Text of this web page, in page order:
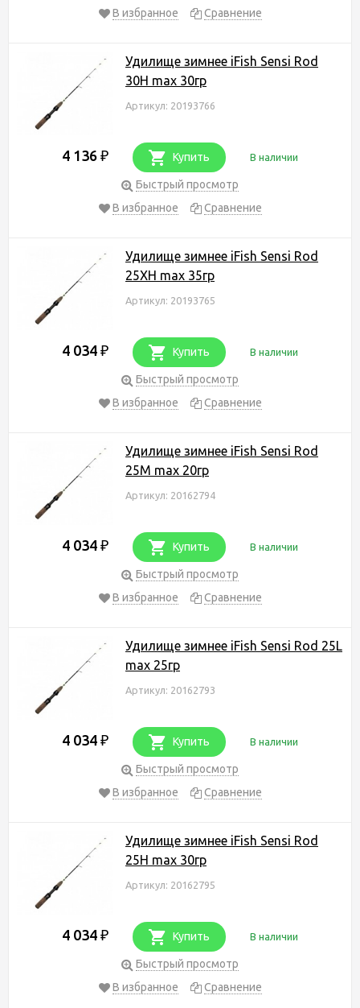
В избранное Сравнение
Удилище зимнее iFish Sensi Rod
30H max 30гр
Артикул: 20193766
4 136 ₽ Купить В наличии
Быстрый просмотр
В избранное
Сравнение
Удилище зимнее iFish Sensi Rod
25XH max 35гр
Артикул: 20193765
4 034 ₽ Купить В наличии
Быстрый просмотр
В избранное
Сравнение
Удилище зимнее iFish Sensi Rod
25M max 20гр
Артикул: 20162794
4 034 ₽ Купить В наличии
Быстрый просмотр
В избранное
Сравнение
Удилище зимнее iFish Sensi Rod 25L
max 25гр
Артикул: 20162793
4 034 ₽ Купить В наличии
Быстрый просмотр
В избранное
Сравнение
Удилище зимнее iFish Sensi Rod
25H max 30гр
Артикул: 20162795
4 034 ₽ Купить В наличии
Быстрый просмотр
В избранное
Сравнение